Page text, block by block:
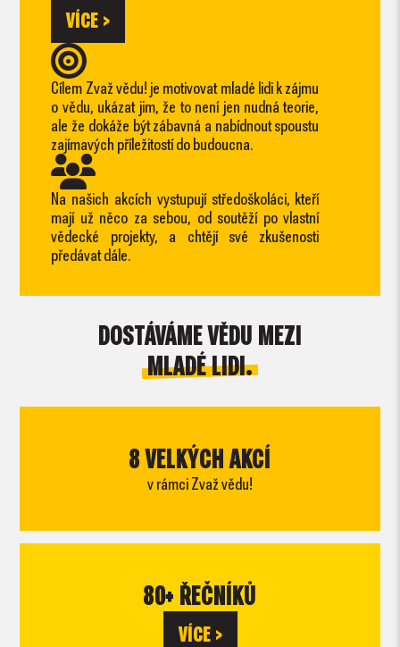
VÍCE >
Cílem Zvaž vědu! je motivovat mladé lidi k zájmu
o vědu, ukázat jim, že to není jen nudná teorie,
ale že dokáže být zábavná a nabídnout spoustu
zajímavých příležitostí do budoucna.
Na našich akcích vystupují středoškoláci, kteří
mají už něco za sebou, od soutěží po vlastní
vědecké projekty, a chtějí své zkušenosti
předávat dále.
DOSTÁVÁME VĚDU MEZI
MLADÉ LIDI.
8 VELKÝCH AKCÍ
v rámci Zvaž vědu!
80+ ŘEČNÍKŮ
VÍCE >